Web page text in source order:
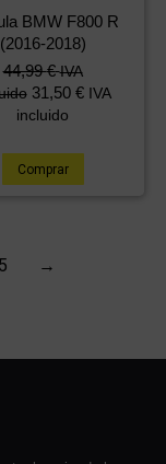
BMW F800 R
(2016-2018)
44,99€ IVA
31,50 € IVA
incluido
Comprar
5 →